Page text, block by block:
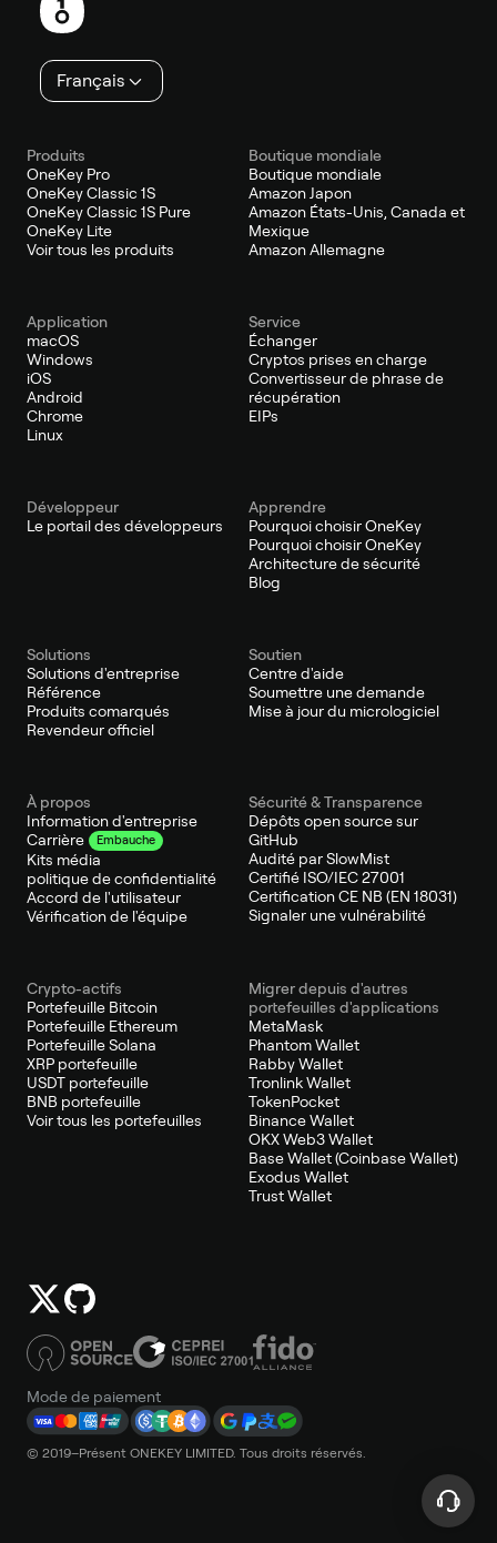
page
Français
Produits
OneKey Pro
OneKey Classic 1S
OneKey Classic 1S Pure
OneKey Lite
Voir tous les produits
Boutique mondiale
Boutique mondiale
Amazon Japon
Amazon États-Unis, Canada et
Mexique
Amazon Allemagne
Application
macOS
Windows
iOS
Android
Chrome
Linux
Service
Échanger
Cryptos prises en charge
Convertisseur de phrase de
récupération
EIPs
Développeur
Le portail des développeurs
Apprendre
Pourquoi choisir OneKey
Pourquoi choisir OneKey
Architecture de sécurité
Blog
Solutions
Solutions d'entreprise
Référence
Produits comarqués
Revendeur officiel
Soutien
Centre d'aide
Soumettre une demande
Mise à jour du micrologiciel
À propos
Information d'entreprise
Carrière
Embauche
Kits média
politique de confidentialité
Accord de l'utilisateur
Vérification de l'équipe
Sécurité & Transparence
Dépôts open source sur
GitHub
Audité par SlowMist
Certifié ISO/IEC 27001
Certification CE NB (EN 18031)
Signaler une vulnérabilité
Crypto-actifs
Portefeuille Bitcoin
Portefeuille Ethereum
Portefeuille Solana
XRP portefeuille
USDT portefeuille
BNB portefeuille
Voir tous les portefeuilles
Migrer depuis d'autres
portefeuilles d'applications
MetaMask
Phantom Wallet
Rabby Wallet
Tronlink Wallet
TokenPocket
Binance Wallet
OKX Web3 Wallet
Base Wallet (Coinbase Wallet)
Exodus Wallet
Trust Wallet
Mode de paiement
© 2019–Présent ONEKEY LIMITED. Tous droits réservés.